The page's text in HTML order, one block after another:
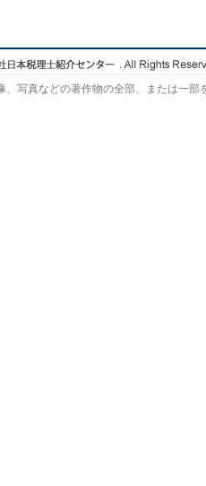
、写真などの著作物の全部、または一